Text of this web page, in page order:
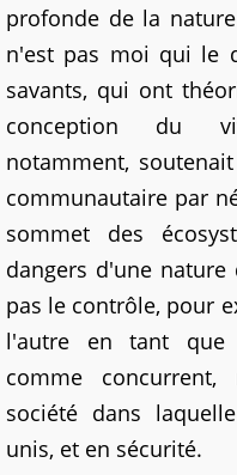
profonde de la
n'est pas moi qui le
savants, qui ont
conception du
notamment,
communautaire par
sommet des
dangers d'une
pas le contrôle, pour
l'autre en tant que
comme
société dans
unis, et en sécurité.